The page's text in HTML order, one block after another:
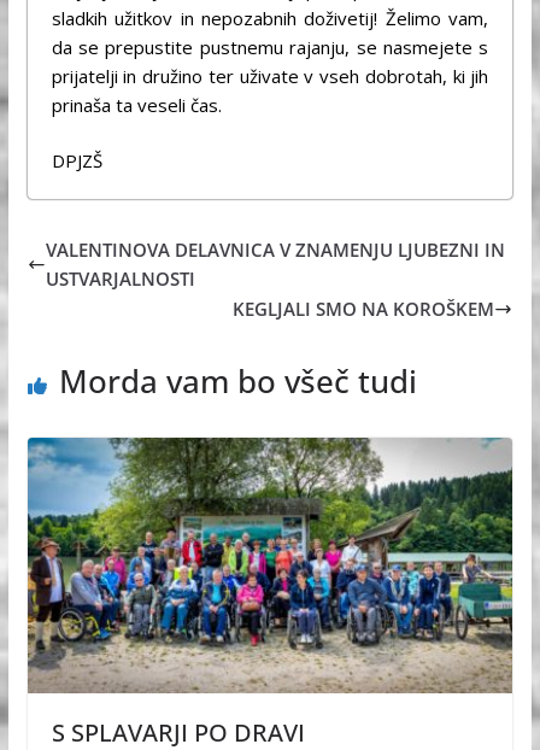
sladkih užitkov in nepozabnih doživetij! Želimo vam,
da se prepustite pustnemu rajanju, se nasmejete s
prijatelji in družino ter uživate v vseh dobrotah, ki jih
prinaša ta veseli čas.
DPJZŠ
VALENTINOVA DELAVNICA V ZNAMENJU LJUBEZNI IN
USTVARJALNOSTI
KEGLJALI SMO NA KOROŠKEM
Morda vam bo všeč tudi
S SPLAVARJI PO DRAVI